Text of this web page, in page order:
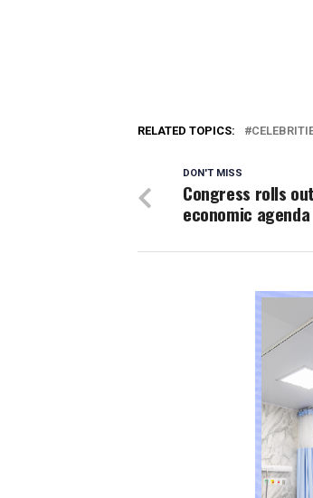
RELATED TOPICS:
DON'T MISS
Congress rolls
economic agenda